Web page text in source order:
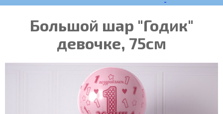
Большой шар "Годик"
девочке, 75см